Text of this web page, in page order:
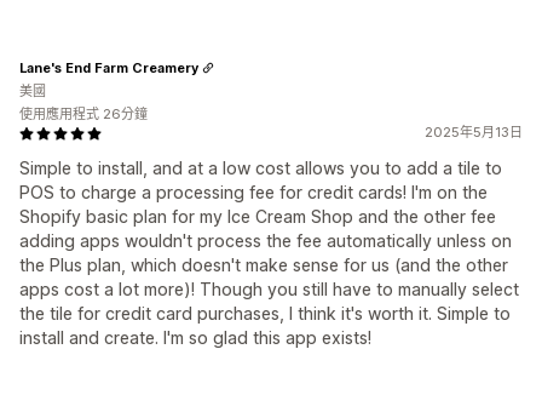
2025年5月13日
Simple to install, and at a low cost allows you to add a tile to
POS to charge a processing fee for credit cards! I'm on the
Shopify basic plan for my Ice Cream Shop and the other fee
adding apps wouldn't process the fee automatically unless on
the Plus plan, which doesn't make sense for us (and the other
apps cost a lot more)! Though you still have to manually select
the tile for credit card purchases, I think it's worth it. Simple to
install and create. I'm so glad this app exists!
Lane's End Farm Creamery
美國
使用應用程式 26分鐘